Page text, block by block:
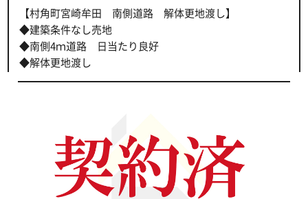
【村角町宮崎牟田 南側道路 解体更地渡し】
◆建築条件なし売地
◆南側4ｍ道路 日当たり良好
◆解体更地渡し